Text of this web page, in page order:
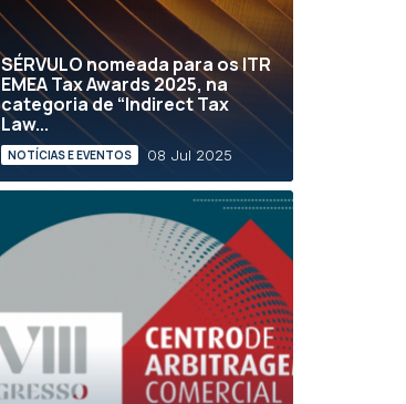
SÉRVULO nomeada para os ITR
EMEA Tax Awards 2025, na
categoria de “Indirect Tax
Law...
NOTÍCIAS E EVENTOS 08 Jul 2025